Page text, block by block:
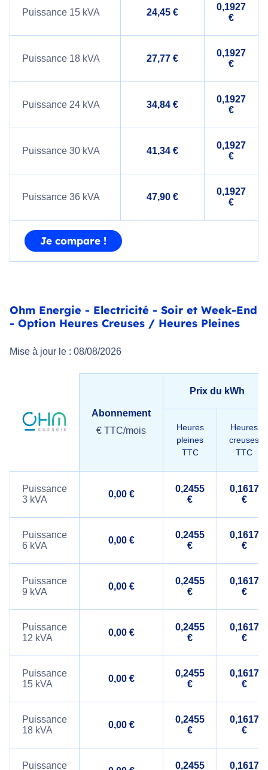
Puissance 15 kVA 24,45 €
0,1927
€
Puissance 18 kVA 27,77 €
0,1927
€
Puissance 24 kVA 34,84 €
0,1927
€
Puissance 30 kVA 41,34 €
0,1927
€
Puissance 36 kVA 47,90 €
0,1927
€
Je compare !
Ohm Energie - Electricité - Soir et Week-End
- Option Heures Creuses / Heures Pleines
Mise à jour le : 08/08/2026
Abonnement
€ TTC/mois
Prix du kWh
Heures
pleines
TTC
Heures
creuses
TTC
Puissance
3 kVA
0,00 €
0,2455
€
0,1617
€
Puissance
6 kVA
0,00 €
0,2455
€
0,1617
€
Puissance
9 kVA
0,00 €
0,2455
€
0,1617
€
Puissance
12 kVA
0,00 €
0,2455
€
0,1617
€
Puissance
15 kVA
0,00 €
0,2455
€
0,1617
€
Puissance
18 kVA
0,00 €
0,2455
€
0,1617
€
Puissance 0,2455 0,1617